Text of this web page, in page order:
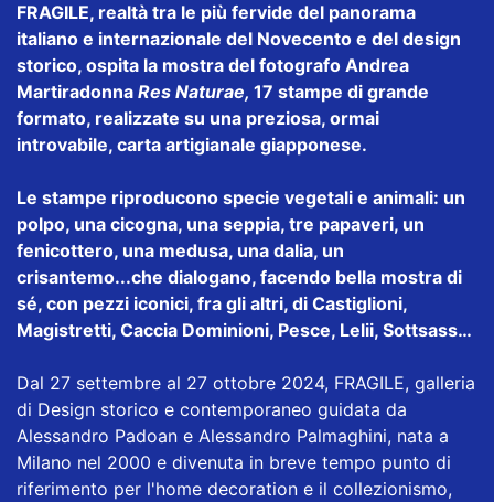
FRAGILE, realtà tra le più fervide del panorama
italiano e internazionale del Novecento e del design
storico, ospita la mostra del fotografo Andrea
Martiradonna Res Naturae, 17 stampe di grande
formato, realizzate su una preziosa, ormai
introvabile, carta artigianale giapponese.
Le stampe riproducono specie vegetali e animali: un
polpo, una cicogna, una seppia, tre papaveri, un
fenicottero, una medusa, una dalia, un
crisantemo...che dialogano, facendo bella mostra di
sé, con pezzi iconici, fra gli altri, di Castiglioni,
Magistretti, Caccia Dominioni, Pesce, Lelii, Sottsass…
Dal 27 settembre al 27 ottobre 2024, FRAGILE, galleria
di Design storico e contemporaneo guidata da
Alessandro Padoan e Alessandro Palmaghini, nata a
Milano nel 2000 e divenuta in breve tempo punto di
riferimento per l'home decoration e il collezionismo,